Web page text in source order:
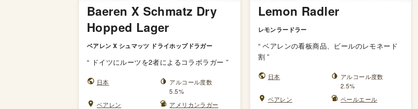
Baeren X Schmatz Dry
Hopped Lager
ベアレン X シュマッツ ドライホップドラガー
“ ドイツにルーツを2者によるコラボラガー ”
日本
アルコール度数
5.5%
ベアレン
アメリカンラガー
Lemon Radler
レモンラードラー
“ベアレンの看板商品、ビールのレモネード
割 ”
日本
アルコール度数
2.5%
ベアレン
ペールエール